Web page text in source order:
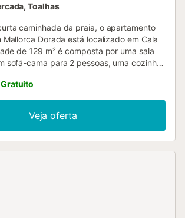
Toalhas
caminhada da praia, o apartamento
Mallorca Dorada está localizado em Cala
de 129 m² é composta por uma sala
sofá-cama para 2 pessoas, uma cozinha
4 pessoas. As comodidades
Wi-Fi de alta velocidade (adequado
de vídeo) com um espaço de trabalho
em casa, uma televisão, ar
máquina de lavar roupa, uma máquina
Veja oferta